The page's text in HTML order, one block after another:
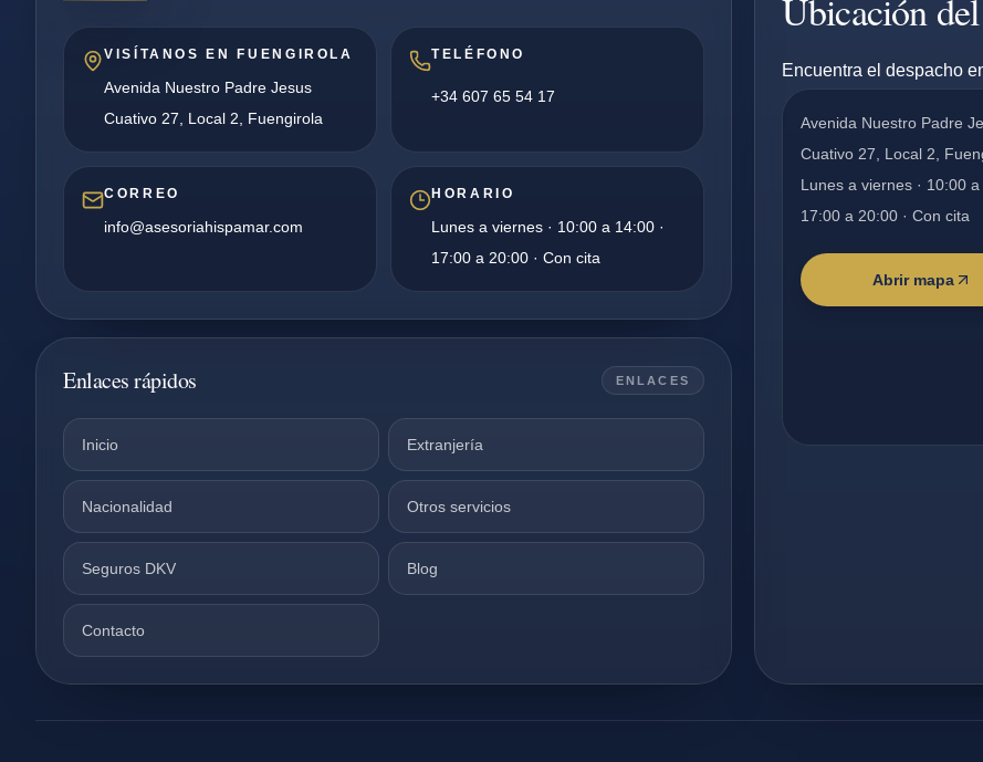
VISÍTANOS EN FUENGIROLA
Avenida Nuestro Padre Jesus
Cuativo 27, Local 2, Fuengirola
TELÉFONO
+34 607 65 54 17
CORREO
info@asesoriahispamar.com
HORARIO
Lunes a viernes · 10:00 a 14:00 ·
17:00 a 20:00 · Con cita
Enlaces rápidos ENLACES
Inicio Extranjería
Nacionalidad Otros servicios
Seguros DKV Blog
Contacto
Ubicación
Encuentra el despacho
Avenida Nuestro Padre
Cuativo 27, Local 2,
Lunes a viernes · 10:00 a
17:00 a 20:00 · Con cita
Abrir mapa